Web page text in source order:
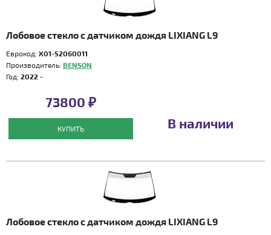
Лобовое стекло с датчиком дождя LIXIANG L9
Еврокод: X01-52060011
Производитель: BENSON
Год: 2022 -
73800 ₽
КУПИТЬ В наличии
Лобовое стекло с датчиком дождя LIXIANG L9